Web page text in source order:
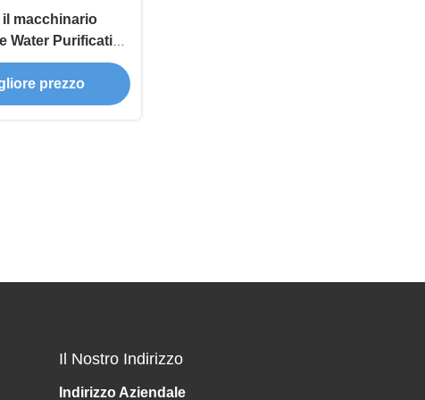
macchinario
Water Purification
For
prezzo
Il Nostro Indirizzo
Indirizzo Aziendale